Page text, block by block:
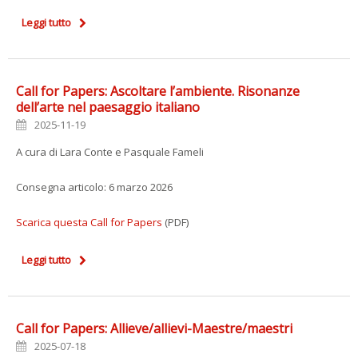
Leggi tutto
Call for Papers: Ascoltare l’ambiente. Risonanze
dell’arte nel paesaggio italiano
2025-11-19
A cura di Lara Conte e Pasquale Fameli
Consegna articolo: 6 marzo 2026
Scarica questa Call for Papers (PDF)
Leggi tutto
Call for Papers: Allieve/allievi-Maestre/maestri
2025-07-18